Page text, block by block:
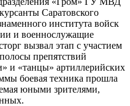
Саратовского
института войск
и военнослужащие
вызвал этап с участием
препятствий
и «танцы» артиллерийских
боевая техника прошла
юными зрителями,